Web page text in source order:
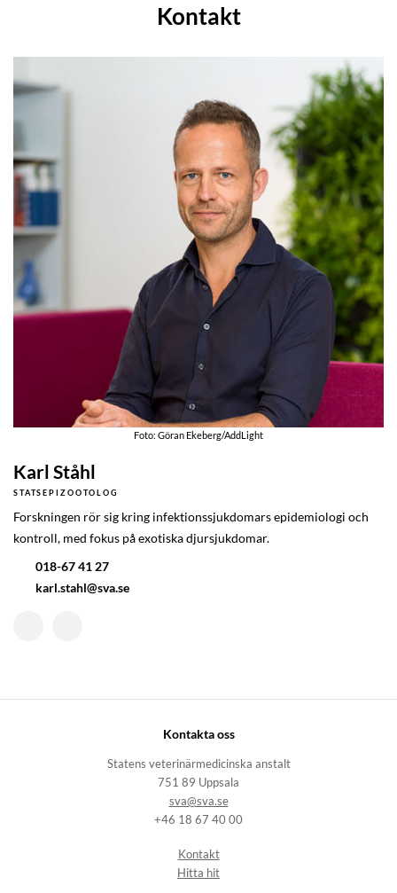
Kontakt
Foto: Göran Ekeberg/AddLight
Karl Ståhl
STATSEPIZOOTOLOG
Forskningen rör sig kring infektionssjukdomars epidemiologi och
kontroll, med fokus på exotiska djursjukdomar.
018-67 41 27
karl.stahl@sva.se
Kontakta oss
Statens veterinärmedicinska anstalt
751 89 Uppsala
sva@sva.se
+46 18 67 40 00
Kontakt
Hitta hit